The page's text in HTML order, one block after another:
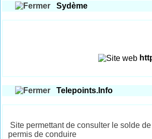
Sydème
Telepoints.Info
Site permettant de consulter le solde
permis de conduire